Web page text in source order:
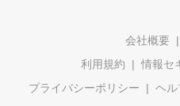
会社概要
利用規約
情報セ
プライバシーポリシー
ヘル